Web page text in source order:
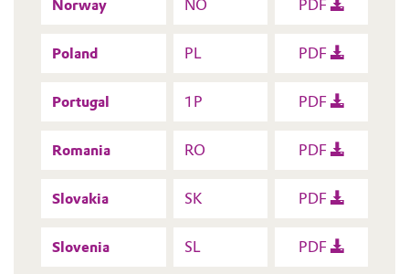
Norway NO PDF
Poland PL PDF
Portugal 1P PDF
Romania RO PDF
Slovakia SK PDF
Slovenia SL PDF